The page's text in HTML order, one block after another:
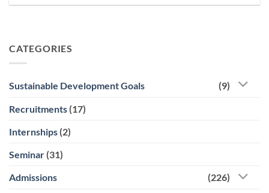
CATEGORIES
Sustainable Development Goals (9)
Recruitments (17)
Internships (2)
Seminar (31)
Admissions (226)